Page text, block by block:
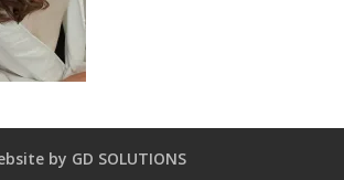
by GD SOLUTIONS